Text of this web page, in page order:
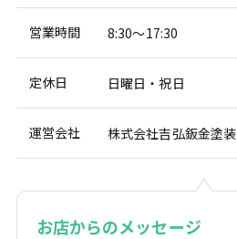
営業時間 8:30～17:30
定休日 日曜日・祝日
運営会社 株式会社吉弘鈑金塗装
お店からのメッセージ